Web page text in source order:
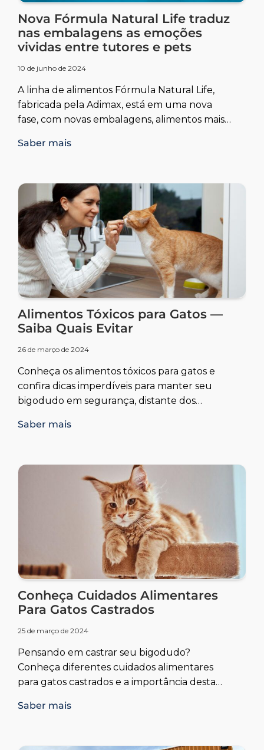
Nova Fórmula Natural Life traduz
nas embalagens as emoções
vividas entre tutores e pets
10 de junho de 2024
A linha de alimentos Fórmula Natural Life,
fabricada pela Adimax, está em uma nova
fase, com novas embalagens, alimentos mais
completo, que oferece produtos para cuidar
Saber mais
Alimentos Tóxicos para Gatos —
Saiba Quais Evitar
26 de março de 2024
Conheça os alimentos tóxicos para gatos e
confira dicas imperdíveis para manter seu
bigodudo em segurança, distante dos
Saber mais
Conheça Cuidados Alimentares
Para Gatos Castrados
25 de março de 2024
Pensando em castrar seu bigodudo?
Conheça diferentes cuidados alimentares
para gatos castrados e a importância desta
Saber mais